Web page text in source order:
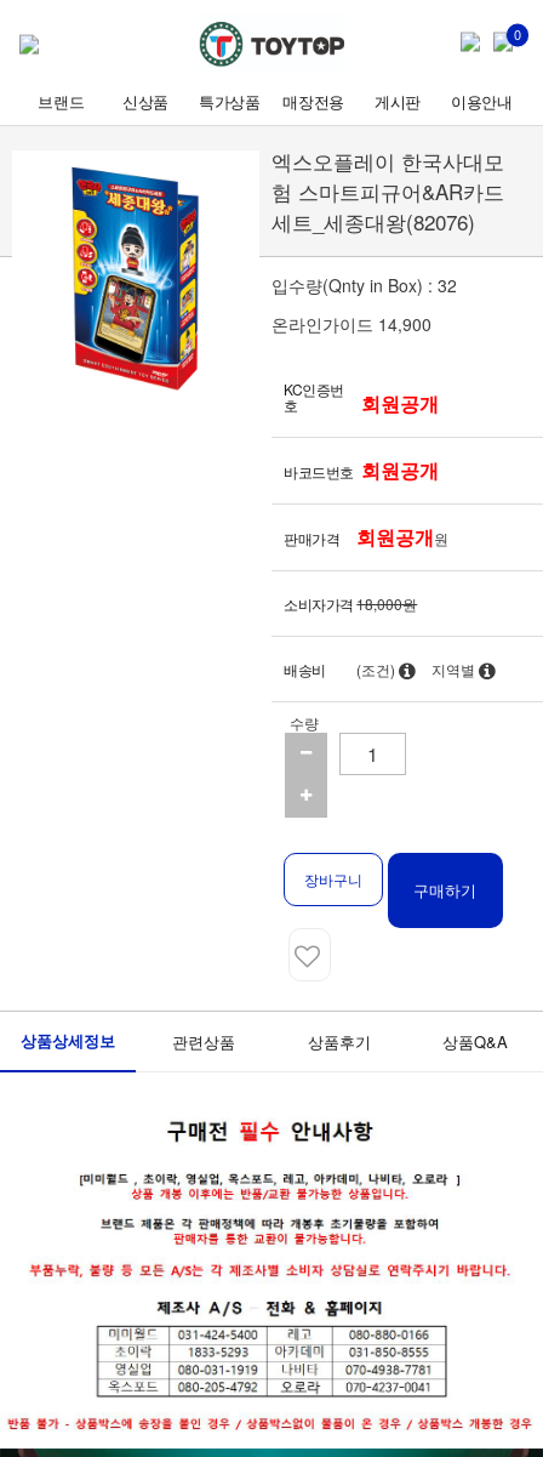
0
브랜드 신상품 특가상품 매장전용 게시판 이용안내
엑스오플레이 한국사대모
험 스마트피규어&AR카드
세트_세종대왕(82076)
입수량(Qnty in Box) : 32
온라인가이드 14,900
KC인증번
호 회원공개
바코드번호 회원공개
판매가격 회원공개원
소비자가격18,000원
배송비 (조건) 지역별
수량
장바구니 구매하기
상품상세정보 관련상품 상품후기 상품Q&A